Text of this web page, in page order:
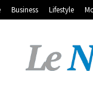
Business Lifestyle